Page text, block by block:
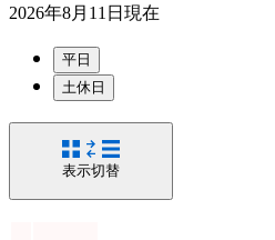
2026年8月11日 現在
平日
土休日
表示切替